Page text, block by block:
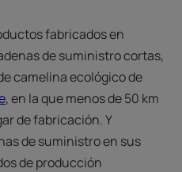
fabricados en
de suministro cortas,
camelina ecológico de
, en la que menos de 50 km
de fabricación. Y
de suministro en sus
de producción